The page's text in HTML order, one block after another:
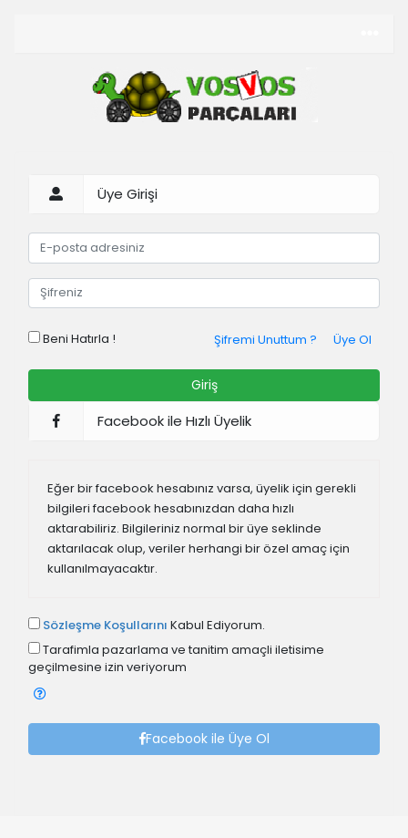
Üye Girişi
Beni Hatırla ! Üye Ol
Şifremi Unuttum ?
Facebook ile Hızlı Üyelik
Eğer bir facebook hesabınız varsa, üyelik için gerekli
bilgileri facebook hesabınızdan daha hızlı
aktarabiliriz. Bilgileriniz normal bir üye seklinde
aktarılacak olup, veriler herhangi bir özel amaç için
kullanılmayacaktır.
Sözleşme Koşullarını Kabul Ediyorum.
Tarafimla pazarlama ve tanitim amaçli iletisime
geçilmesine izin veriyorum
Facebook ile Üye Ol